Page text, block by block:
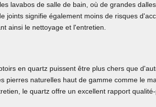
lavabos de salle de bain, où de grandes
joints signifie également moins de risques
ainsi le nettoyage et l'entretien.
en quartz puissent être plus chers que
pierres naturelles haut de gamme comme le
le quartz offre un excellent rapport qualité-